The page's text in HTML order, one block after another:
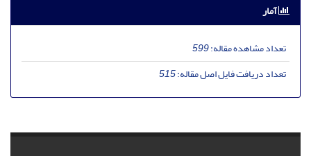
آمار
تعداد مشاهده مقاله:599
تعداد دریافت فایل اصل مقاله:515